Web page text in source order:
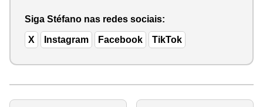
Siga Stéfano nas redes sociais:
X Instagram Facebook TikTok